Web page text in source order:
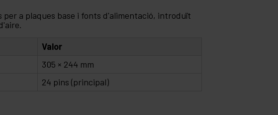
a plaques base i fonts d'alimentació, introduït
Valor
305 × 244 mm
24 pins (principal)